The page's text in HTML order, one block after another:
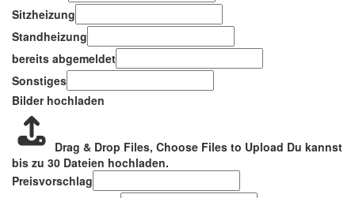
Sitzheizung
Standheizung
bereits abgemeldet
Sonstiges
Bilder hochladen
Drag & Drop Files, Choose Files to Upload Du kannst
bis zu 30 Dateien hochladen.
Preisvorschlag